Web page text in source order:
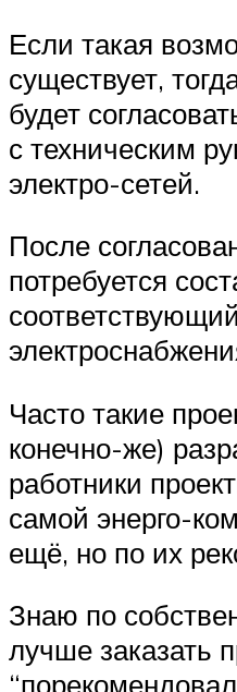
Если такая
существует,
будет
с техническим
электро-сетей.
После
потребуется
Часто такие
конечно-же)
работники
самой энерго-
ещё, но по их
Знаю по
лучше заказать